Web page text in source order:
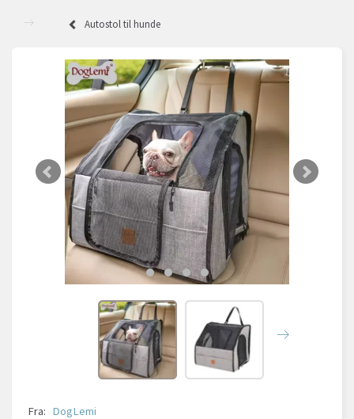
Autostol til hunde
Fra: DogLemi